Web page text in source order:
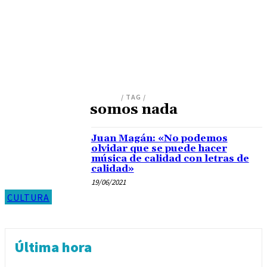
/ TAG /
somos nada
CULTURA
Juan Magán: «No podemos
olvidar que se puede hacer
música de calidad con letras de
calidad»
19/06/2021
Última hora